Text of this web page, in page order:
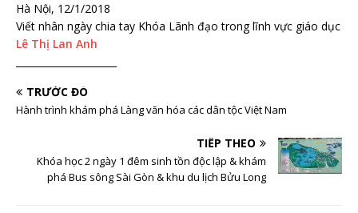
Hà Nội, 12/1/2018
Viết nhân ngày chia tay Khóa Lãnh đạo trong lĩnh vực giáo dục
Lê Thị Lan Anh
TRƯỚC ĐÓ
Hành trình khám phá Làng văn hóa các dân tộc Việt Nam
TIẾP THEO
Khóa học 2 ngày 1 đêm sinh tồn độc lập & khám
phá Bus sông Sài Gòn & khu du lịch Bửu Long